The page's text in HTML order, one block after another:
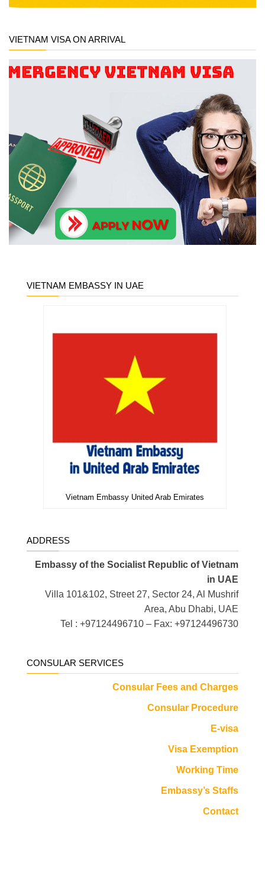
VIETNAM VISA ON ARRIVAL
VIETNAM EMBASSY IN UAE
Vietnam Embassy United Arab Emirates
ADDRESS
Embassy of the Socialist Republic of Vietnam
in UAE
Villa 101&102, Street 27, Sector 24, Al Mushrif
Area, Abu Dhabi, UAE
Tel : +97124496710 – Fax: +97124496730
CONSULAR SERVICES
Consular Fees and Charges
Consular Procedure
E-visa
Visa Exemption
Working Time
Embassy’s Staffs
Contact